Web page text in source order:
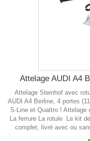
Attelage AUDI A4
Attelage Steinhof avec
AUDI A4 Berline, 4 portes
S-Line et Quattro ! Attelage
La ferrure La rotule Le kit
complet, livré avec ou